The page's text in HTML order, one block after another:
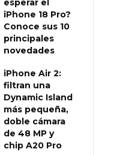
esperar el
iPhone 18 Pro?
Conoce sus 10
principales
novedades
iPhone Air 2:
filtran una
Dynamic Island
más pequeña,
doble cámara
de 48 MP y
chip A20 Pro